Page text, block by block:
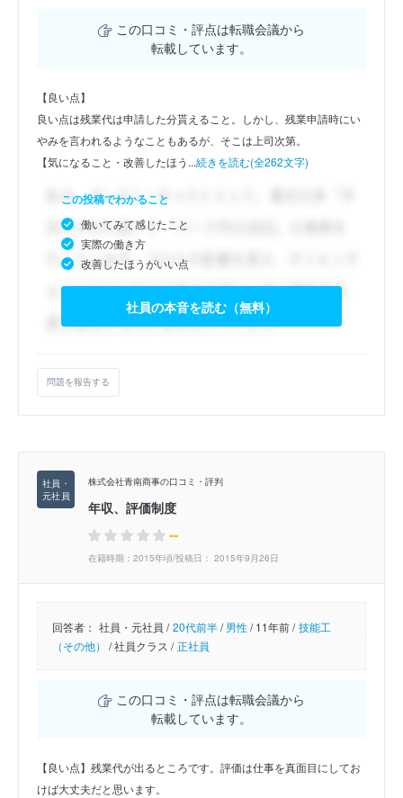
この口コミ・評点は転職会議から
転載しています。
【良い点】
良い点は残業代は申請した分貰えること。しかし、残業申請時にい
やみを言われるようなこともあるが、そこは上司次第。
【気になること・改善したほう...続きを読む(全262文字)
この投稿でわかること
働いてみて感じたこと
実際の働き方
改善したほうがいい点
社員の本音を読む（無料）
問題を報告する
株式会社青南商事の口コミ・評判
年収、評価制度
--
在籍時期：2015年頃/投稿日： 2015年9月26日
回答者： 社員・元社員 / 20代前半/男性/11年前 / 技能工
（その他） /社員クラス / 正社員
この口コミ・評点は転職会議から
転載しています。
【良い点】残業代が出るところです。評価は仕事を真面目にしてお
けば大丈夫だと思います。